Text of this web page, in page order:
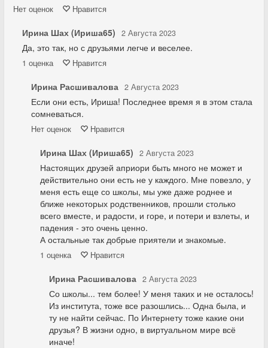
Нет оценок Нравится
Ирина Шах (Ириша65) 2 Августа 2023
Да, это так, но с друзьями легче и веселее.
1 оценка Нравится
Ирина Расшивалова 2 Августа 2023
Если они есть, Ириша! Последнее время я в этом стала
сомневаться.
Нет оценок Нравится
Ирина Шах (Ириша65) 2 Августа 2023
Настоящих друзей априори быть много не может и
действительно они есть не у каждого. Мне повезло, у
меня есть еще со школы, мы уже даже роднее и
ближе некоторых родственников, прошли столько
всего вместе, и радости, и горе, и потери и взлеты, и
падения - это очень ценно.
А остальные так добрые приятели и знакомые.
1 оценка Нравится
Ирина Расшивалова 2 Августа 2023
Со школы... тем более! У меня таких и не осталось!
Из института, тоже все разошлись... Одна была, и
ту не найти сейчас. По Интернету тоже какие они
друзья? В жизни одно, в виртуальном мире всё
иначе!